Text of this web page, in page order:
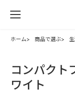
ホーム 商品で選ぶ
コンパクト
ワイト